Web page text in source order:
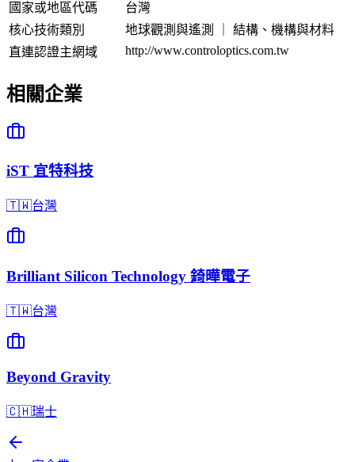
國家或地區代碼
台灣
核心技術類別
地球觀測與遙測 ｜ 結構、機構與材料
直連認證主網域
http://www.controloptics.com.tw
相關企業
iST 宜特科技
🇹🇼台灣
Brilliant Silicon Technology 錡曄電子
🇹🇼台灣
Beyond Gravity
🇨🇭瑞士